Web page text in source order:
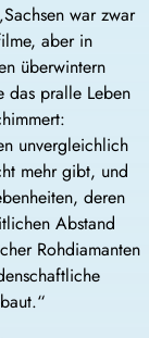
war zwar
aber in
überwintern
das pralle Leben
unvergleichlich
mehr gibt, und
deren
Abstand
Rohdiamanten